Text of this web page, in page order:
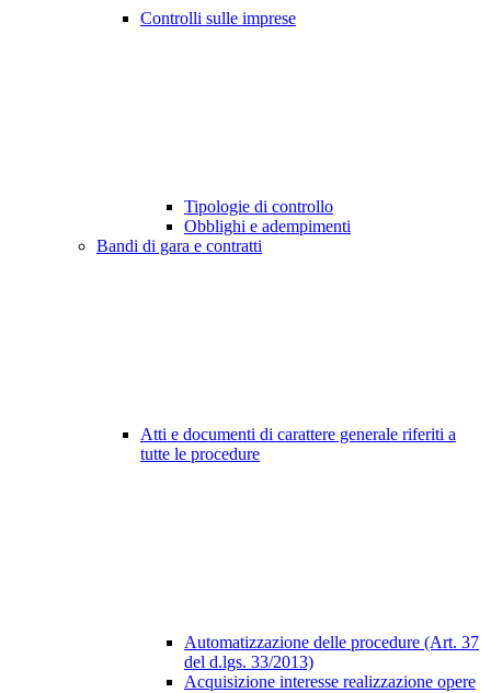
Controlli sulle imprese
Tipologie di controllo
Obblighi e adempimenti
Bandi di gara e contratti
Atti e documenti di carattere generale riferiti a
tutte le procedure
Automatizzazione delle procedure (Art. 37
del d.lgs. 33/2013)
Acquisizione interesse realizzazione opere